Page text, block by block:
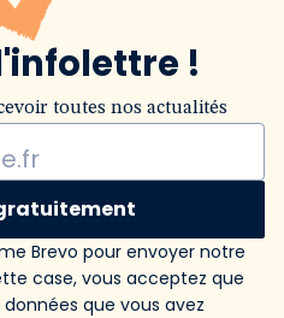
!
toutes nos actualités
Brevo pour envoyer notre
case, vous acceptez que
que vous avez